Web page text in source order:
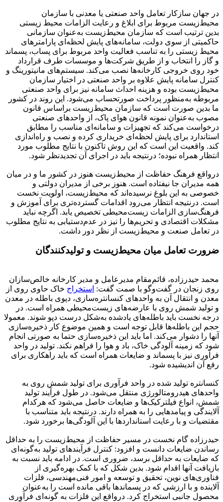
در جهان سازکار تعامل واحد صنعتی یا معدنی با سازمان
محیط‌زیست مربوط برای ابلاغ و رعایت الزامات محیط زیستی
بدین ترتیب است که سازمان محیط‌زیست به‌عنوان سازمانی
حاکمیتی از سوی دولت، سامانه‌های پایش لحظه‌ای پارامترهای
محیط زیستی را به تناسب فعالیت واحد مربوط برای پساب، پسماند
و گاز را انتخاب و از طریق شرکت‌ها و موسسات طرف قرارداد
خود روی خروجی کارخانه‌ها نصب می‌کند. سیستم‌های مانیتورینگ و
کنترل سامانه پایش علاوه بر واحد صنعتی در اختیار سازمان
محیط‌زیست بوده و هزینه احداث سامانه نیز برای واحد صنعتی
مربوطه به‌منظور پرداخت صورتحساب می‌شود. این روند در کشور
ما بدین صورت است که سازمان محیط‌زیست براساس قانون
مصوب به‌عنوان نمونه قانون هوای پاک، از واحدهای صنعتی
درخواست می‌کند که تجهیزات و سامانه‌ای مناسب را مطابق
استاندارد برای پایش لحظه‌ای خریداری کرده و نصب و راه‌اندازی
کند. واقعیت این است که این روش تاکنون با نتایج مطلوب مورد
انتظار همراه نبوده؛ درنتیجه باید در اجرای آن تجدیدنظر شود.
درواقع فرهنگ حفاظت از محیط‌زیست هنوز در کشور ما و در میان
همه مدیران جا نیفتاده است. هنوز برخی از مدیران دولتی و
خصوصی به این بلوغ نرسیده‌اند که محیط‌زیست، اولویت نخست
است. درنتیجه انتظار می‌رود اقدامات گسترده‌تری برای آموزش و
فرهنگ‌سازی الزامات زیست‌محیطی تخصیص یابد. اگرچه نباید
مشکلات اقتصادی و تحریم‌ها را نیز در عدم‌دستیابی به نتایج مطلوب
در تعامل صنعت و محیط‌زیست از نظر دور داشت.
ضرورت تعامل میان محیط‌زیست و تولیدکنندگان
محمد حیدرزاده، قائم‌مقام مدیرعامل و مدیر کارخانه خالص‌سازان
روی زنجان در گفت‌وگو با صمت گفت: استخراج خاک حاوی روی از
معدن و انتقال آن به واحدهای کنسانتره‌سازی، دپوی باطله در معدن
و تولید شمش روی با عارضه‌های زیست‌محیطی همراه است. در
درجه نخست باید باطله‌های یادشده به‌شکل درست دپو شوند. معمولا
حجم این باطله‌ها قابل توجه است و همین موضوع کار ذخیره‌سازی
آنها را دشوار می‌کند. اما باید این ذخیره‌سازی حتما به صورتی انجام
شود که زمینه آلودگی خاک، باد و هوا را فراهم نکند. تولید در واحد
فرآوری نیز با پسماند و ضایعات همراه است که باید راهکاری برای
رفع آن اندیشیده شود.
کنسانتره تولید شده در واحد فرآوری برای تولید شمش روی به
واحدهای هیدرومتالورژی منتقل می‌شود. در طول فرآیند تولید
شمش، انواع فیلترکیک‌ها و ضایعات حاصل می‌شود که هرکدام
آلایندگی و پیامدهایی را به همراه دارند. درنتیجه باید متناسب با
مقتضیات و با رعایت استانداردها با این آلودگی‌ها برخورد شود.
حیدرزاده گام نخست در مسیر حفاظت از محیط‌زیست را به حداقل
رساندن ضایعات دانست و افزود: کنترل فرآیندهای تولید به‌گونه‌ای
که ضایعات به حداقل برسد، ضروری است. در ادامه باید نسبت به
بازیافت آنها اقدام شود. بدین شکل که با کمک بهره‌گیری از
فناوری‌های نوین، تحقیق و توسعه و امور فنی‌مهندسی، فلزات
آلاینده و با ارزشی که در پسماندها باقی مانده است را به‌عنوان
محصول جانبی استخراج کرد. درواقع این فلزات به گونه‌ای فرآوری